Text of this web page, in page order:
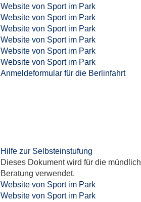
Website von Sport im Park
Website von Sport im Park
Website von Sport im Park
Website von Sport im Park
Website von Sport im Park
Website von Sport im Park
Anmeldeformular für die Berlinfahrt
Hilfe zur Selbsteinstufung
Dieses Dokument wird für die
Beratung verwendet.
Website von Sport im Park
Website von Sport im Park